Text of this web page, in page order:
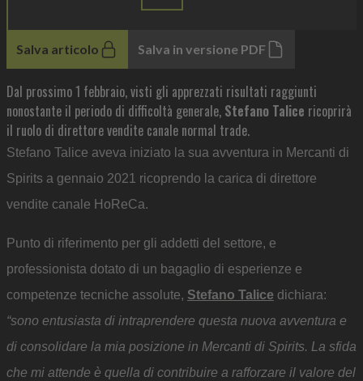
Salva articolo Salva in versione PDF
Dal prossimo 1 febbraio, visti gli apprezzati risultati raggiunti
nonostante il periodo di difficoltà generale, Stefano Talice ricoprirà
il ruolo di direttore vendite canale normal trade.
Stefano Talice aveva iniziato la sua avventura in Mercanti di
Spirits a gennaio 2021 ricoprendo la carica di direttore
vendite canale HoReCa.
Punto di riferimento per gli addetti del settore, e
professionista dotato di un bagaglio di esperienze e
competenze tecniche assolute, Stefano Talice dichiara:
“sono entusiasta di intraprendere questa nuova avventura e
di consolidare la mia posizione in Mercanti di Spirits. La sfida
che mi attende è quella di contribuire a rafforzare il valore del